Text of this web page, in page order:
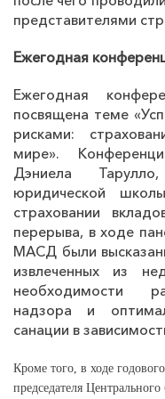
представителями
Ежегодная
Ежегодная
посвящена теме
рисками:
мире».
Дэниела
юридической
страховании
перерыва, в ходе
МАСД были
извлеченных из
необходимости
надзора и
санации в
Кроме того, в ходе
председателя